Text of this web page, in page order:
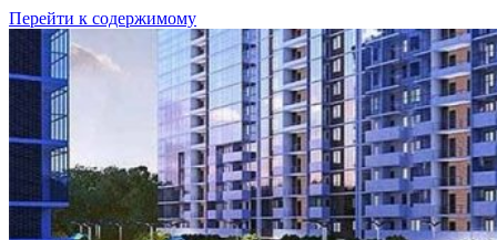
Перейти к содержимому